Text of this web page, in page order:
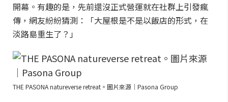
開幕。有趣的是，先前還沒正式營運就在社群上引發瘋
傳，網友紛紛猜測：「大屋根是不是以飯店的形式，在
淡路島重生了？」
THE PASONA natureverse retreat。圖片來源｜Pasona Group